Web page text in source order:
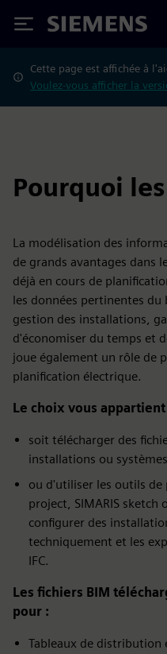
Siemens
Cette page est affichée à
Voulez-vous afficher la
Pourquoi
La modélisation des
de grands avantages dans
déjà en cours de
les données pertinentes
gestion des installations,
d'économiser du temps et
joue également un rôle de
planification électrique.
Le choix vous appartient
soit télécharger des
installations ou
ou d'utiliser les outils de
project, SIMARIS sketch
configurer des
techniquement et les
IFC.
Les fichiers BIM
pour :
Tableaux de